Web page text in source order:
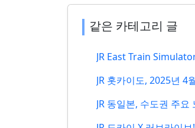
같은 카테고리 글
JR East Train
JR 홋카이도, 2025년 4
JR 동일본, 수도권 주